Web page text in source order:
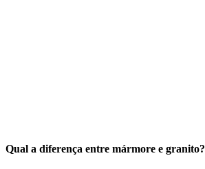
Qual a diferença entre mármore e granito?